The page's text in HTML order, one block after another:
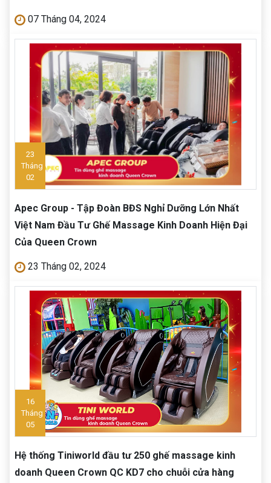
07 Tháng 04, 2024
23
Tháng
02
Apec Group - Tập Đoàn BĐS Nghỉ Dưỡng Lớn Nhất
Việt Nam Đầu Tư Ghế Massage Kinh Doanh Hiện Đại
Của Queen Crown
23 Tháng 02, 2024
16
Tháng
05
Hệ thống Tiniworld đầu tư 250 ghế massage kinh
doanh Queen Crown QC KD7 cho chuỗi cửa hàng